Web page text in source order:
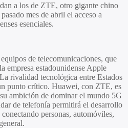
a los de ZTE, otro gigante chino
mes de abril el acceso a
esenciales.
de telecomunicaciones, que
empresa estadounidense Apple
rivalidad tecnológica entre Estados
punto crítico. Huawei, con ZTE, es
ambición de dominar el mundo 5G
de telefonía permitirá el desarrollo
personas, automóviles,